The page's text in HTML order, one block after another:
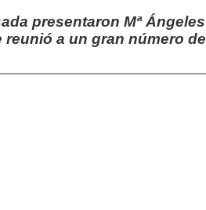
presentaron Mª Ángeles
a un gran número de